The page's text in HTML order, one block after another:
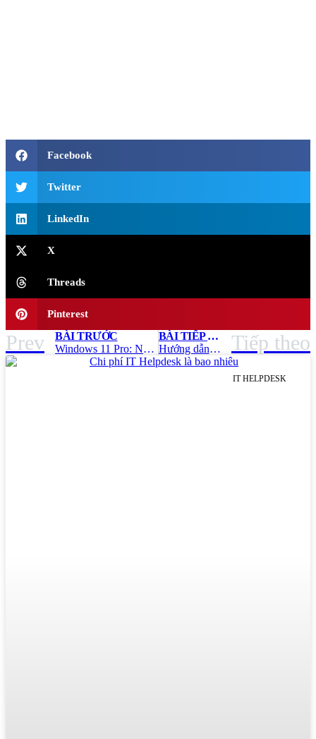
Facebook
Twitter
LinkedIn
X
Threads
Pinterest
Prev
BÀI TRƯỚC
Windows 11 Pro: Những tính năng quan trọng dành cho dân văn phòng – Trung Tín ITS
BÀI TIẾP THEO
Hướng dẫn kích hoạt bản quyền Microsoft 365 – Trung Tín ITS
Tiếp theo
IT HELPDESK